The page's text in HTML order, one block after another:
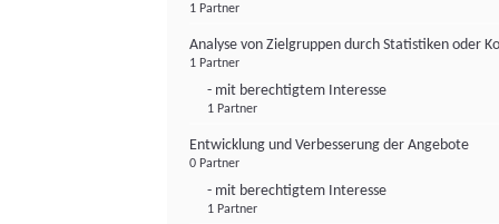
1 Partner
Analyse von Zielgruppen durch Statistiken oder
1 Partner
- mit berechtigtem Interesse
1 Partner
Entwicklung und Verbesserung der Angebote
0 Partner
- mit berechtigtem Interesse
1 Partner